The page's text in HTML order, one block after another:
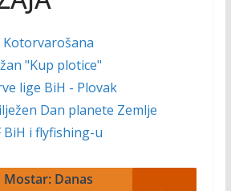
"Kup plotice"
lige BiH - Plovak
Dan planete Zemlje
BiH i flyfishing-u
Mostar: Danas